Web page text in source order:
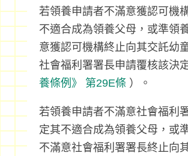
若領養申請者不滿意獲認可機
不適合成為領養父母，或準領
意獲認可機構終止向其交託幼
社會福利署署長申請覆核該決
養條例》
第29E條 ）。
若領養申請者不滿意社會福利
定其不適合成為領養父母，或
不滿意社會福利署署長終止向